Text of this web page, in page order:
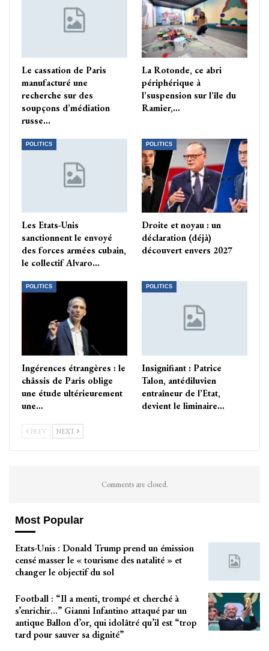
Le cassation de Paris
manufacturé une
recherche sur des
soupçons d’médiation
russe…
La Rotonde, ce abri
périphérique à
l’suspension sur l’île du
Ramier,…
POLITICS
Les Etats-Unis
sanctionnent le envoyé
des forces armées cubain,
le collectif Alvaro…
POLITICS
Droite et noyau : un
déclaration (déjà)
découvert envers 2027
POLITICS
Ingérences étrangères : le
châssis de Paris oblige
une étude ultérieurement
une…
POLITICS
Insignifiant : Patrice
Talon, antédiluvien
entraîneur de l’Etat,
devient le liminaire…
PREV NEXT
Comments are closed.
Most Popular
Etats-Unis : Donald Trump prend un émission
censé masser le « tourisme des natalité » et
changer le objectif du sol
Football : “Il a menti, trompé et cherché à
s’enrichir…” Gianni Infantino attaqué par un
antique Ballon d’or, qui idolâtré qu’il est “trop
tard pour sauver sa dignité”